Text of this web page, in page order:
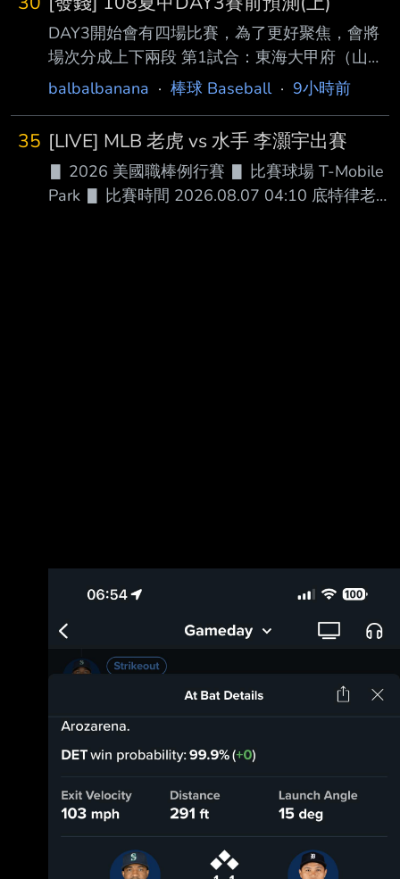
DAY3開始會有四場比賽，為了更好聚焦，會將
場次分成上下兩段 第1試合：東海大甲府（山
梨） vs 鶴岡東（山形） AI勝率預測：東海大甲
勢，打線具備不錯的長打能力與得點圈把握度，
加上東海大體 系球隊向來重視基本功，攻守穩
定性較高。鶴岡東則是一支韌性十足的球隊，投
手群控球 能力佳，擅長利用短打、跑壘及防守
balbalbanana · 棒球 Baseball· 9小時前
35 [LIVE] MLB 老虎 vs 水手 李灝宇出賽
▋ 2026 美國職棒例行賽 ▋ 比賽球場 T-Mobile
Park ▋ 比賽時間 2026.08.07 04:10 底特律老虎